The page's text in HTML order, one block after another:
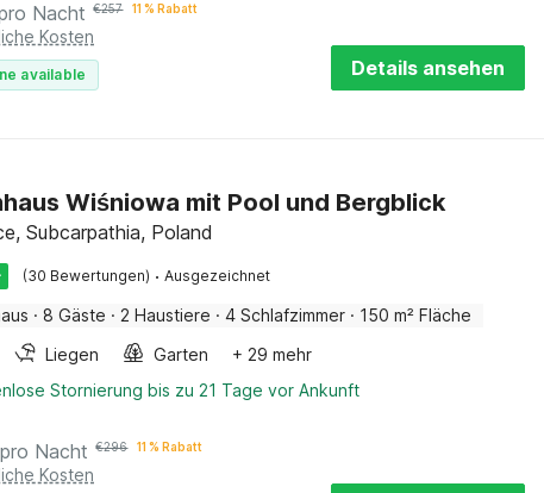
Nacht €257 11 % Rabatt
Kosten
available Details ansehen
Wiśniowa mit Pool und Bergblick
Subcarpathia, Poland
(30 Bewertungen) · Ausgezeichnet
· 8 Gäste · 2 Haustiere · 4 Schlafzimmer · 150 m² Fläche
Liegen Garten
+ 29 mehr
Stornierung bis zu 21 Tage vor Ankunft
pro Nacht €296 11 % Rabatt
Kosten